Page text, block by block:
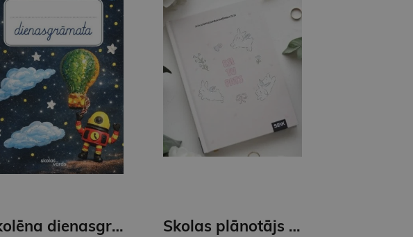
Skolēna dienasgrāmatas dažādi veidi Skolas plānotājs 26/27 Mans laimīgais gads